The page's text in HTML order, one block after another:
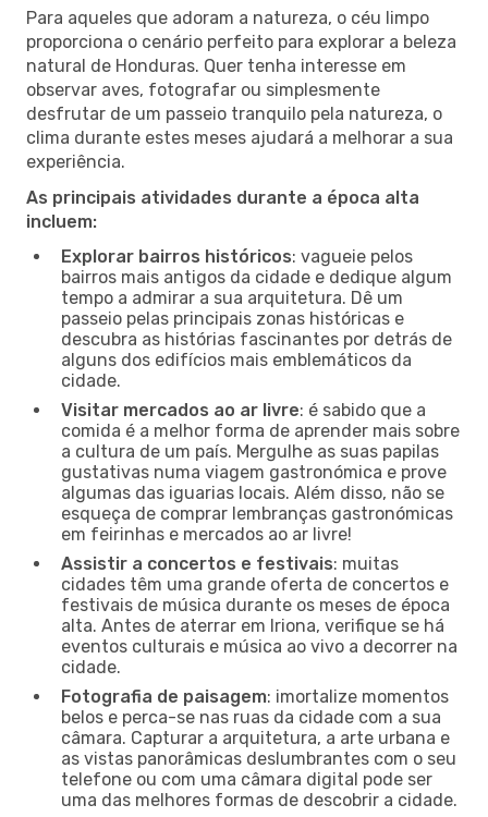
Para aqueles que adoram a natureza, o céu limpo
proporciona o cenário perfeito para explorar a beleza
natural de Honduras. Quer tenha interesse em
observar aves, fotografar ou simplesmente
desfrutar de um passeio tranquilo pela natureza, o
clima durante estes meses ajudará a melhorar a sua
experiência.
As principais atividades durante a época alta
incluem:
Explorar bairros históricos: vagueie pelos
bairros mais antigos da cidade e dedique algum
tempo a admirar a sua arquitetura. Dê um
passeio pelas principais zonas históricas e
descubra as histórias fascinantes por detrás de
alguns dos edifícios mais emblemáticos da
cidade.
Visitar mercados ao ar livre: é sabido que a
comida é a melhor forma de aprender mais sobre
a cultura de um país. Mergulhe as suas papilas
gustativas numa viagem gastronómica e prove
algumas das iguarias locais. Além disso, não se
esqueça de comprar lembranças gastronómicas
em feirinhas e mercados ao ar livre!
Assistir a concertos e festivais: muitas
cidades têm uma grande oferta de concertos e
festivais de música durante os meses de época
alta. Antes de aterrar em Iriona, verifique se há
eventos culturais e música ao vivo a decorrer na
cidade.
Fotografia de paisagem: imortalize momentos
belos e perca-se nas ruas da cidade com a sua
câmara. Capturar a arquitetura, a arte urbana e
as vistas panorâmicas deslumbrantes com o seu
telefone ou com uma câmara digital pode ser
uma das melhores formas de descobrir a cidade.